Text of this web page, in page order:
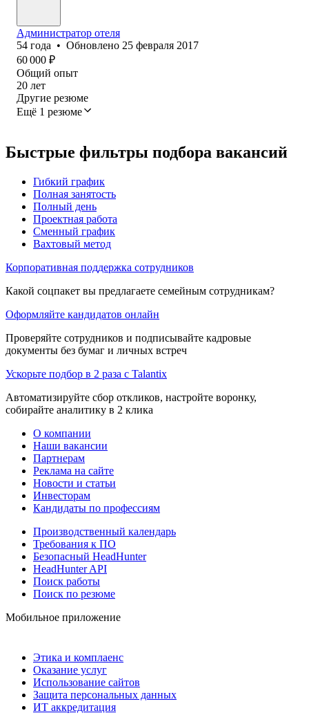
Администратор отеля
54 года • Обновлено 25 февраля 2017
60 000 ₽
Общий опыт
20 лет
Другие резюме
Ещё 1 резюме
Быстрые фильтры подбора вакансий
Гибкий график
Полная занятость
Полный день
Проектная работа
Сменный график
Вахтовый метод
Корпоративная поддержка сотрудников
Какой соцпакет вы предлагаете семейным сотрудникам?
Оформляйте кандидатов онлайн
Проверяйте сотрудников и подписывайте кадровые
документы без бумаг и личных встреч
Ускорьте подбор в 2 раза с Talantix
Автоматизируйте сбор откликов, настройте воронку,
собирайте аналитику в 2 клика
О компании
Наши вакансии
Партнерам
Реклама на сайте
Новости и статьи
Инвесторам
Кандидаты по профессиям
Производственный календарь
Требования к ПО
Безопасный HeadHunter
HeadHunter API
Поиск работы
Поиск по резюме
Мобильное приложение
Этика и комплаенс
Оказание услуг
Использование сайтов
Защита персональных данных
ИТ аккредитация